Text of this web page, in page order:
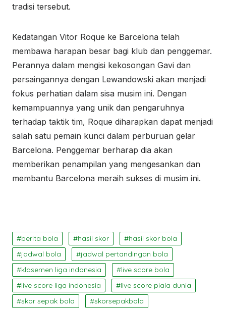
tradisi tersebut.
Kedatangan Vitor Roque ke Barcelona telah
membawa harapan besar bagi klub dan penggemar.
Perannya dalam mengisi kekosongan Gavi dan
persaingannya dengan Lewandowski akan menjadi
fokus perhatian dalam sisa musim ini. Dengan
kemampuannya yang unik dan pengaruhnya
terhadap taktik tim, Roque diharapkan dapat menjadi
salah satu pemain kunci dalam perburuan gelar
Barcelona. Penggemar berharap dia akan
memberikan penampilan yang mengesankan dan
membantu Barcelona meraih sukses di musim ini.
berita bola hasil skor
hasil skor bola
jadwal bola
jadwal pertandingan bola
klasemen liga indonesia
live score bola
live score liga indonesia
live score piala dunia
skor sepak bola
skorsepakbola